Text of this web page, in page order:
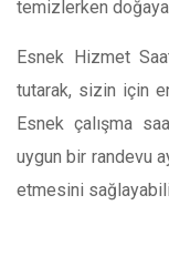
temizlerken doğaya
Esnek Hizmet
tutarak, sizin için
Esnek çalışma
uygun bir randevu
etmesini